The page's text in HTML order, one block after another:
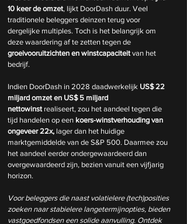
10 keer de omzet, lijkt DoorDash duur. Veel
traditionele beleggers deinzen terug voor
dergelijke multiples. Toch is het belangrijk om
deze waardering af te zetten tegen de
groeivooruitzichten en winstcapaciteit van het
bedrijf.
Indien DoorDash in 2028 daadwerkelijk US$ 22
miljard omzet en US$ 5 miljard
nettowinst realiseert, zou het aandeel tegen die
tijd handelen op een koers-winstverhouding van
ongeveer 22x, lager dan het huidige
marktgemiddelde van de S&P 500. Daarmee zou
het aandeel eerder ondergewaardeerd dan
overgewaardeerd zijn, bezien vanuit een vijfjarig
horizon.
Voor beleggers die naast volatielere (tech)posities
zoeken naar stabielere langetermijnopties, bieden
vastgoedfondsen een solide aanvulling. Ontdek